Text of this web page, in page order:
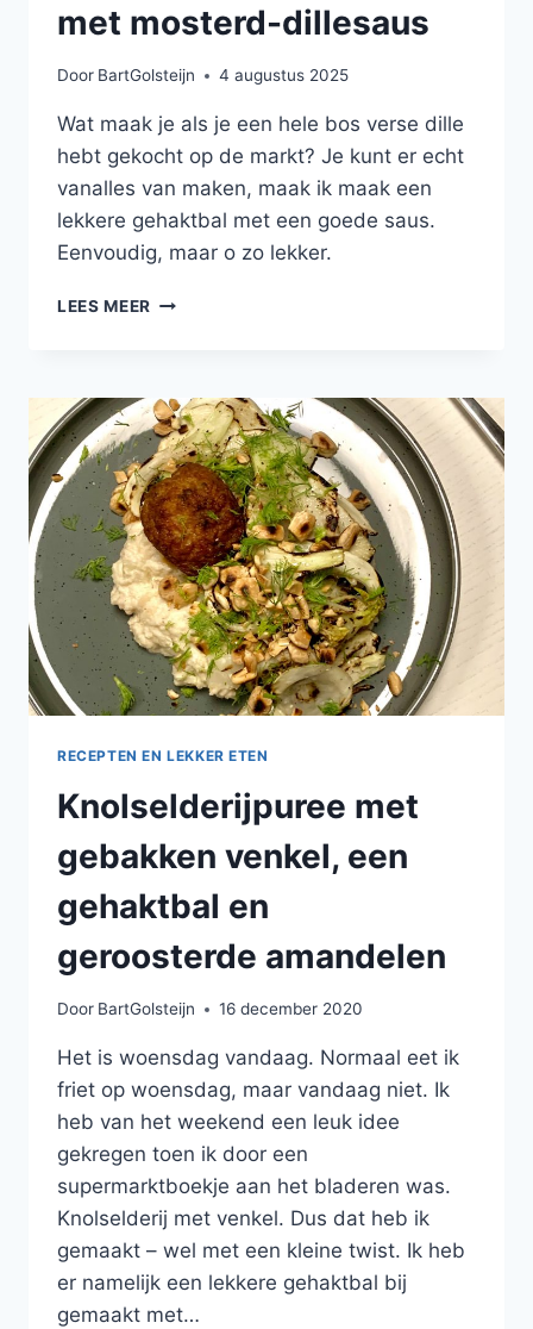
met mosterd-dillesaus
Door BartGolsteijn 4 augustus 2025
Wat maak je als je een hele bos verse dille
hebt gekocht op de markt? Je kunt er echt
vanalles van maken, maak ik maak een
lekkere gehaktbal met een goede saus.
Eenvoudig, maar o zo lekker.
LEES MEER COMFORT
MOSTERD-
DILLESAUS
RECEPTEN EN LEKKER ETEN
Knolselderijpuree met
gebakken venkel, een
gehaktbal en
geroosterde amandelen
Door BartGolsteijn 16 december 2020
Het is woensdag vandaag. Normaal eet ik
friet op woensdag, maar vandaag niet. Ik
heb van het weekend een leuk idee
gekregen toen ik door een
supermarktboekje aan het bladeren was.
Knolselderij met venkel. Dus dat heb ik
gemaakt – wel met een kleine twist. Ik heb
er namelijk een lekkere gehaktbal bij
gemaakt met…